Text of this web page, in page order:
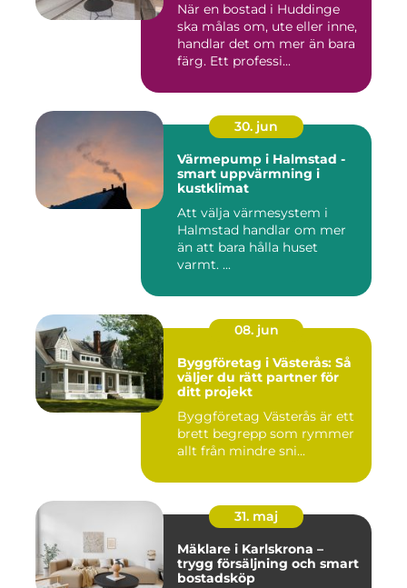
När en bostad i Huddinge
ska målas om, ute eller inne,
handlar det om mer än bara
färg. Ett professi...
30. jun
Värmepump i Halmstad -
smart uppvärmning i
kustklimat
Att välja värmesystem i
Halmstad handlar om mer
än att bara hålla huset
varmt. ...
08. jun
Byggföretag i Västerås: Så
väljer du rätt partner för
ditt projekt
Byggföretag Västerås är ett
brett begrepp som rymmer
allt från mindre sni...
31. maj
Mäklare i Karlskrona –
trygg försäljning och smart
bostadsköp